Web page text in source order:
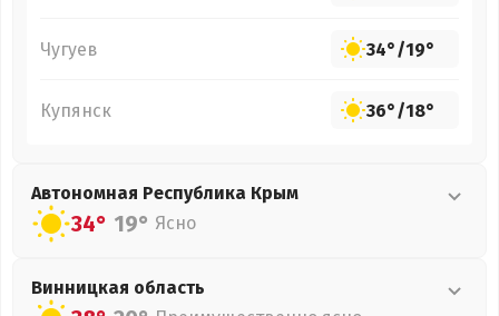
Чугуев 34°/19°
Купянск 36°/18°
Автономная Республика Крым
34° 19° Ясно
Винницкая область